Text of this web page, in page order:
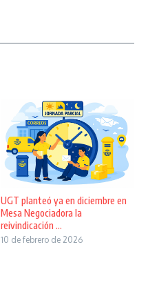
UGT planteó ya en diciembre en
Mesa Negociadora la
reivindicación ...
10 de febrero de 2026